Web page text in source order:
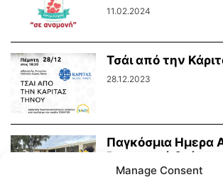
11.02.2024
Τσάι από την
28.12.2023
Παγκόσμια Ημερα
Βιωματική δράση
την οπτική
Manage Consent